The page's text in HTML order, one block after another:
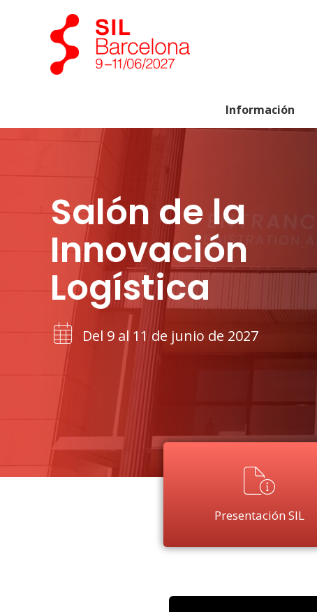
Información
Salón de la
Innovación
Logística
Del 9 al 11 de junio de 2027
Presentación SIL